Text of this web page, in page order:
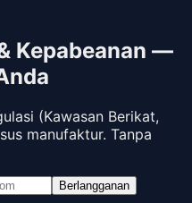
Kepabeanan —
(Kawasan Berikat,
manufaktur. Tanpa
Berlangganan